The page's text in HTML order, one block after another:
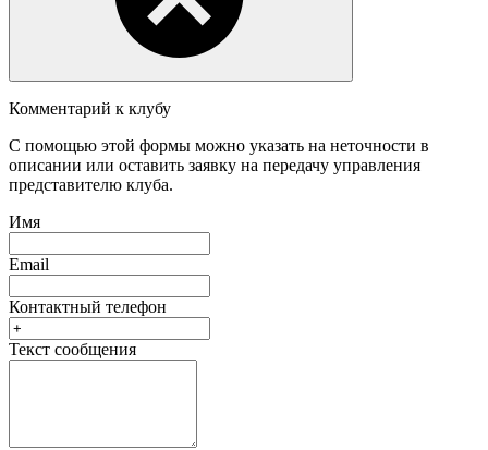
Комментарий к клубу
С помощью этой формы можно указать на неточности в
описании или оставить заявку на передачу управления
представителю клуба.
Имя
Email
Контактный телефон
Текст сообщения